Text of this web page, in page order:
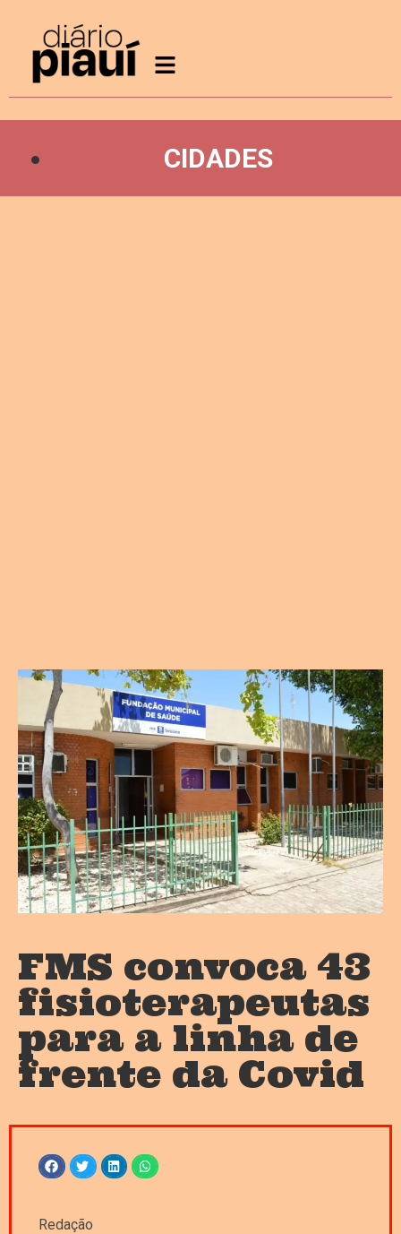
CIDADES
FMS convoca 43
fisioterapeutas
para a linha de
frente da Covid
Redação